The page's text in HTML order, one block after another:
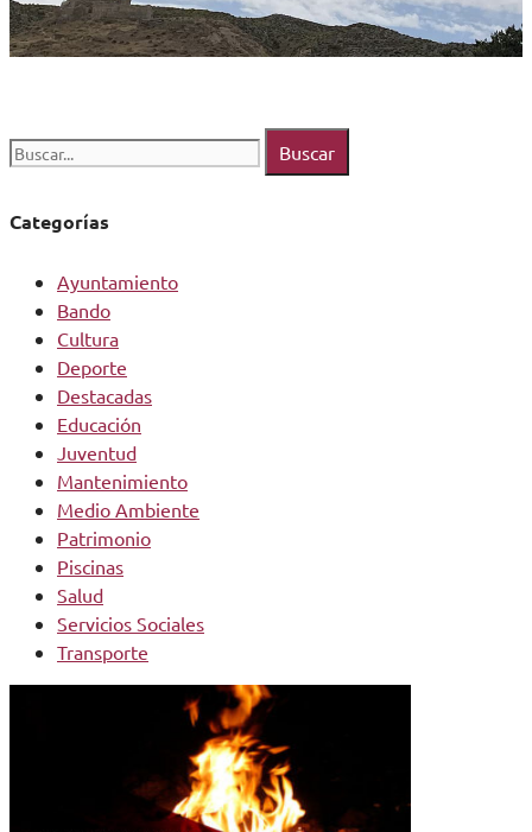
Buscar:
Categorías
Ayuntamiento
Bando
Cultura
Deporte
Destacadas
Educación
Juventud
Mantenimiento
Medio Ambiente
Patrimonio
Piscinas
Salud
Servicios Sociales
Transporte